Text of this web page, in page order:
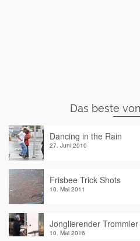
Das beste
Dancing in the Rain
27. Juni 2010
Frisbee Trick Shots
10. Mai 2011
Jonglierender Trommler
10. Mai 2016